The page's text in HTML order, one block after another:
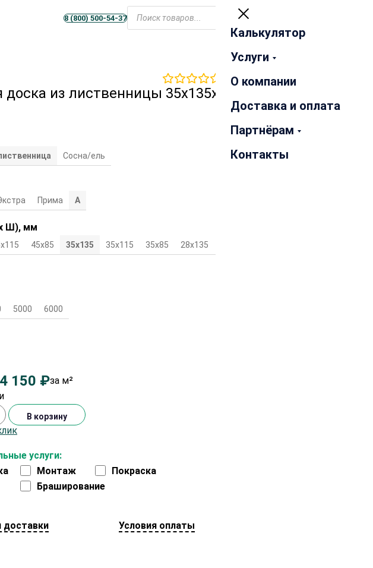
Телеграм
MAX8 (800) 500-54-37
Закрыть
Калькулятор
Услуги
О компании
Доставка и оплата
Партнёрам
Контакты
отзывов
доска из лиственницы 35х135х3000 мм
Сосна/ель
Прима А
х Ш), мм
45х85 35х135 35х115 35х85 28х135
5000 6000
4 150 ₽за м²
услуги:
Монтаж
Покраска
Браширование
В корзину
доставки Условия оплаты